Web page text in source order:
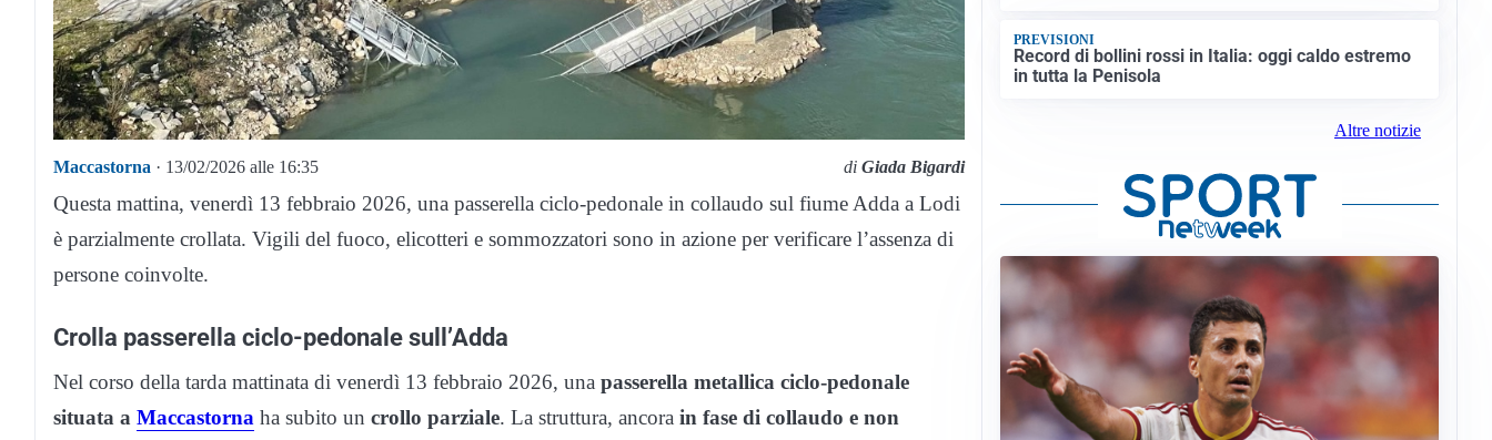
Maccastorna · 13/02/2026 alle 16:35 diGiada Bigardi
Questa mattina, venerdì 13 febbraio 2026, una passerella ciclo-pedonale in collaudo sul fiume Adda a Lodi
è parzialmente crollata. Vigili del fuoco, elicotteri e sommozzatori sono in azione per verificare l’assenza di
persone coinvolte.
Crolla passerella ciclo-pedonale sull’Adda
Nel corso della tarda mattinata di venerdì 13 febbraio 2026, una passerella metallica ciclo-pedonale
situata a Maccastorna ha subito un crollo parziale. La struttura, ancora in fase di collaudo e non
PREVISIONI
Record di bollini rossi in Italia: oggi caldo estremo
in tutta la Penisola
Altre notizie